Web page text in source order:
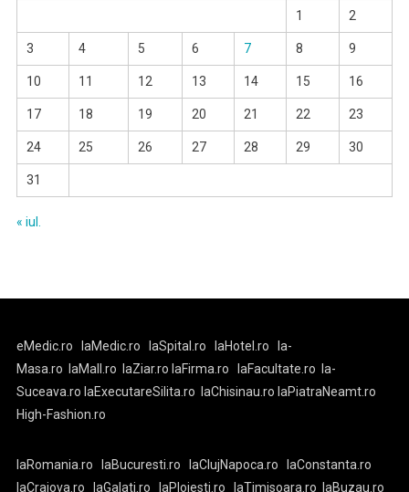
1 2
3 4 5 6 7 8 9
10 11 12 13 14 15 16
17 18 19 20 21 22 23
24 25 26 27 28 29 30
31
« iul.
eMedic.ro laMedic.ro laSpital.ro laHotel.ro
la-
Masa.ro
laMall.ro laZiar.ro laFirma.ro laFacultate.ro
la-
Suceava.ro laExecutareSilita.ro laChisinau.ro laPiatraNeamt.ro
High-Fashion.ro
laRomania.ro laBucuresti.ro laClujNapoca.ro
laConstanta.ro
laCraiova.ro
laGalati.ro laPloiesti.ro laTimisoara.ro laBuzau.ro